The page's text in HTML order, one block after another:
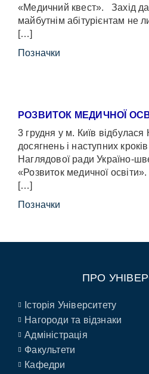
«Медичний квест». Захід
майбутнім абітурієнтам не
[…]
Позначки
РОЗВИТОК МЕДИЧНОЇ
3 грудня у м. Київ
досягнень і наступних
Наглядової ради Україно-
«Розвиток медичної освіти».
[…]
Позначки
ПРО
Історія Університету
Нагороди та відзнаки
Адміністрація
Факультети
Кафедри